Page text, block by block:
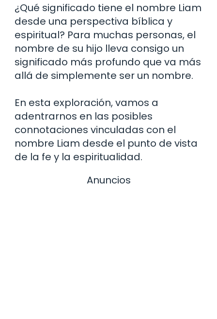
¿Qué significado tiene el nombre Liam
desde una perspectiva bíblica y
espiritual? Para muchas personas, el
nombre de su hijo lleva consigo un
significado más profundo que va más
allá de simplemente ser un nombre.
En esta exploración, vamos a
adentrarnos en las posibles
connotaciones vinculadas con el
nombre Liam desde el punto de vista
de la fe y la espiritualidad.
Anuncios